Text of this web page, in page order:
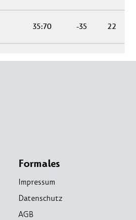
35:70 -35 22
Formales
Impressum
Datenschutz
AGB